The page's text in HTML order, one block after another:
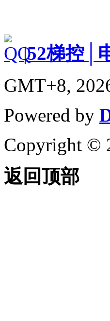
|52梯控│
GMT+8,
Powered by
Copyright ©
返回顶部